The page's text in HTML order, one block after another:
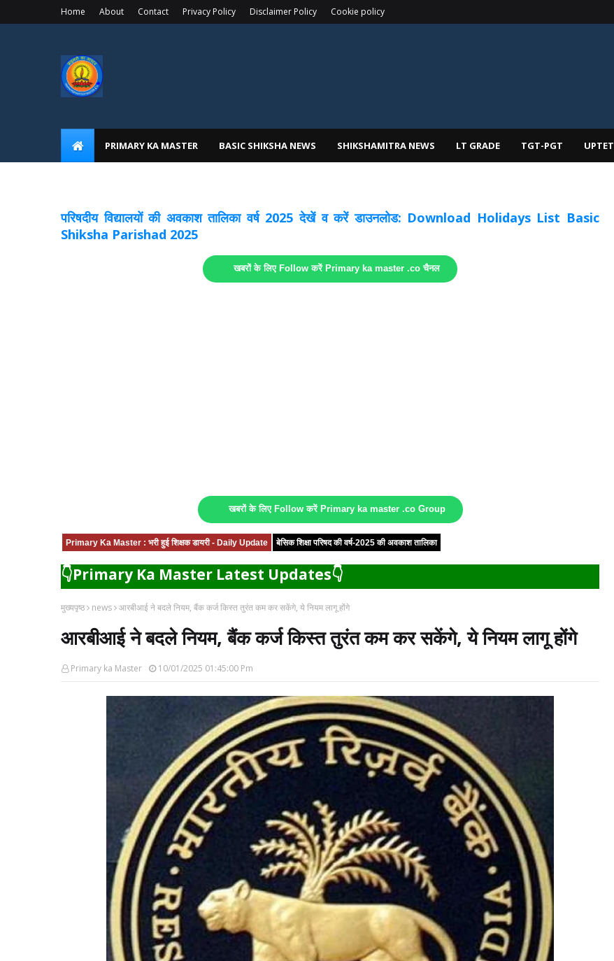
Home About Contact Privacy Policy Disclaimer Policy Cookie policy
PRIMARY KA MASTER BASIC SHIKSHA NEWS SHIKSHAMITRA NEWS LT GRADE TGT-PGT UPTET
परिषदीय विद्यालयों की अवकाश तालिका वर्ष 2025 देखें व करें डाउनलोड: Download Holidays List Basic
Shiksha Parishad 2025
खबरों के लिए Follow करें Primary ka master .co चैनल
खबरों के लिए Follow करें Primary ka master .co Group
Primary Ka Master : भरी हुई शिक्षक डायरी - Daily Update बेसिक शिक्षा परिषद की वर्ष-2025 की अवकाश तालिका
👇Primary Ka Master Latest Updates👇
मुख्यपृष्ठ news आरबीआई ने बदले नियम, बैंक कर्ज किस्त तुरंत कम कर सकेंगे, ये नियम लागू होंगे
आरबीआई ने बदले नियम, बैंक कर्ज किस्त तुरंत कम कर सकेंगे, ये नियम लागू होंगे
Primary ka Master 10/01/2025 01:45:00 Pm